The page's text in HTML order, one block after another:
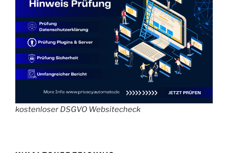
kostenloser DSGVO Websitecheck